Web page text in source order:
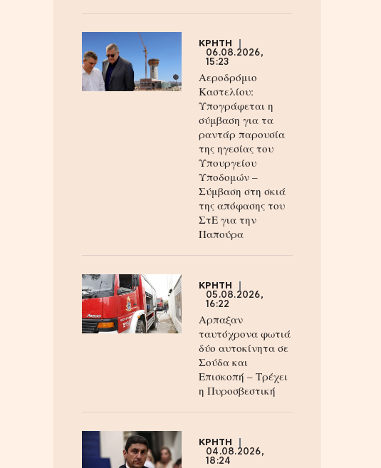
ΚΡΗΤΗ
06.08.2026,
15:23
Αεροδρόμιο
Καστελίου:
Υπογράφεται η
σύμβαση για τα
ραντάρ παρουσία
της ηγεσίας του
Υπουργείου
Υποδομών –
Σύμβαση στη σκιά
της απόφασης του
ΣτΕ για την
Παπούρα
ΚΡΗΤΗ
05.08.2026,
16:22
Αρπαξαν
ταυτόχρονα φωτιά
δύο αυτοκίνητα σε
Σούδα και
Επισκοπή – Τρέχει
η Πυροσβεστική
ΚΡΗΤΗ
04.08.2026,
18:24